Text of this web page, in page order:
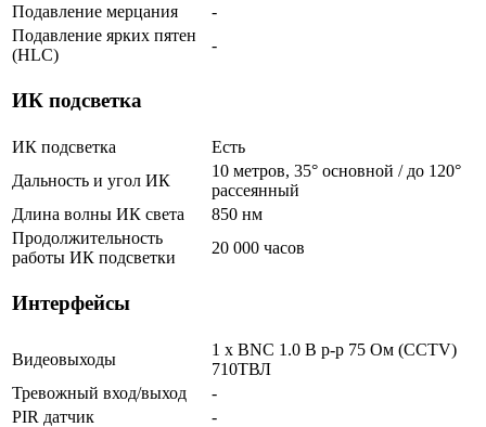
Подавление мерцания
-
Подавление ярких пятен
(HLC)
-
ИК подсветка
ИК подсветка
Есть
Дальность и угол ИК
10 метров, 35° основной / до 120°
рассеянный
Длина волны ИК света
850 нм
Продолжительность
работы ИК подсветки
20 000 часов
Интерфейсы
Видеовыходы
1 x BNC 1.0 В р-р 75 Ом (CCTV)
710ТВЛ
Тревожный вход/выход
-
PIR датчик
-